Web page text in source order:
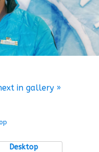
in gallery »
Desktop